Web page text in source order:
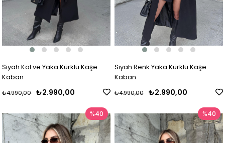
Siyah Kol ve Yaka Kürklü Kaşe
Kaban
₺2.990,00
₺4.990,00
Siyah Renk Yaka Kürklü Kaşe
Kaban
₺2.990,00
₺4.990,00
%40 %40